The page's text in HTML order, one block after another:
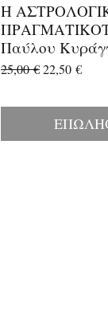
Γρήγορη
Η
Παύλου
Κανονική τιμή
25,00 €Τιμή
22,50 €